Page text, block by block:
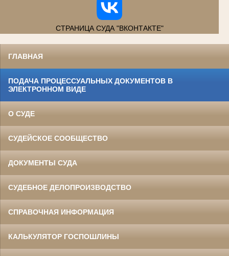
СТРАНИЦА СУДА "ВКОНТАКТЕ"
ГЛАВНАЯ
ПОДАЧА ПРОЦЕССУАЛЬНЫХ ДОКУМЕНТОВ В
ЭЛЕКТРОННОМ ВИДЕ
О СУДЕ
СУДЕЙСКОЕ СООБЩЕСТВО
ДОКУМЕНТЫ СУДА
СУДЕБНОЕ ДЕЛОПРОИЗВОДСТВО
СПРАВОЧНАЯ ИНФОРМАЦИЯ
КАЛЬКУЛЯТОР ГОСПОШЛИНЫ